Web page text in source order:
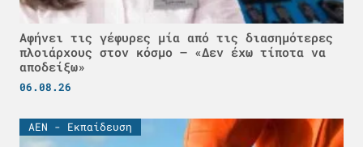
Αφήνει τις γέφυρες μία από τις διασημότερες
πλοιάρχους στον κόσμο – «Δεν έχω τίποτα να
αποδείξω»
06.08.26
ΑΕΝ - Εκπαίδευση